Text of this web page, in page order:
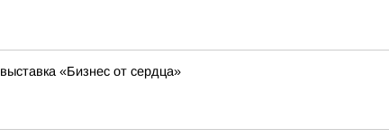
«Бизнес от сердца»